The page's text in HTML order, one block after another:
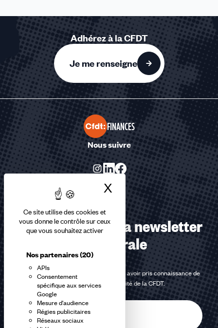
Ce site utilise des cookies et
vous donne le contrôle sur ceux
que vous souhaitez activer
Nos partenaires(20)
APIs
Consentement
spécifique aux services
Google
Mesure d'audience
Régies publicitaires
Réseaux sociaux
X Masquer le
Adhérez à la CFDT
Je me renseigne
FINANCES
Nous suivre
Abonnez-vous à la newsletter
confédérale
En m'inscrivant à la newsletter, j'affirme avoir pris connaissance de
lapolitique de confidentialité de la CFDT.